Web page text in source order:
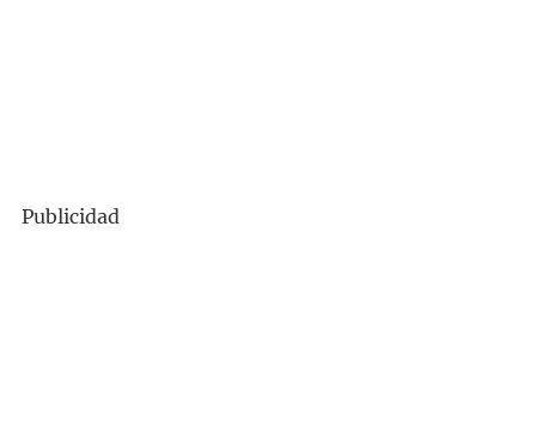
Publicidad